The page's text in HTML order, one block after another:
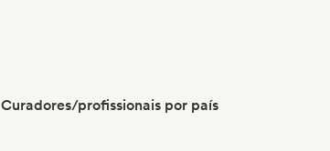
Curadores/profissionais por país